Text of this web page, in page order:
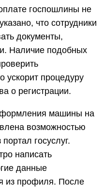
госпошлины не
что сотрудники
документы,
Наличие подобных
ускорит процедуру
о регистрации.
машины на
возможностью
госуслуг.
написать
данные
из профиля. После